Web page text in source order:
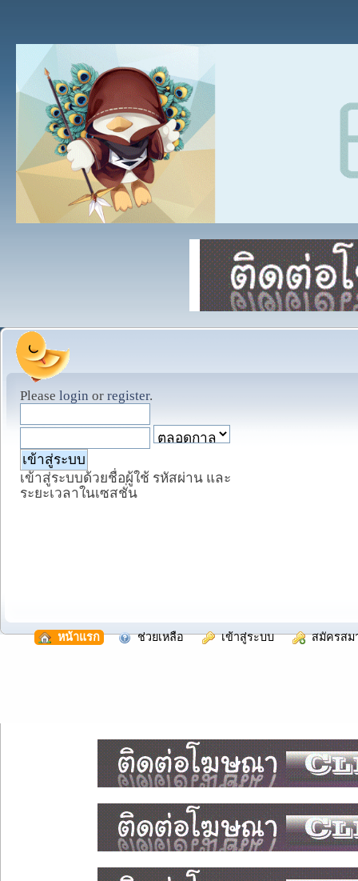
Please login or register.
เข้าสู่ระบบด้วยชื่อผู้ใช้ รหัสผ่าน และ
ระยะเวลาในเซสชั่น
หน้าแรก ช่วยเหลือ เข้าสู่ระบบ สมัครสม